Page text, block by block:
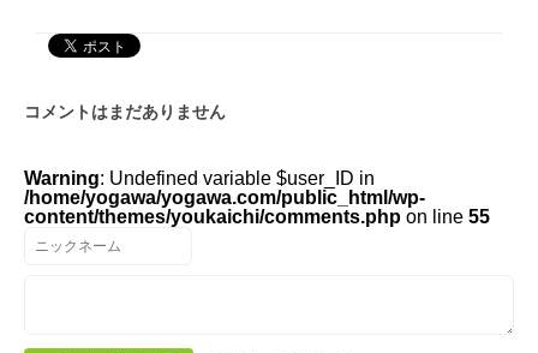
コメントはまだありません
Warning: Undefined variable $user_ID in
/home/yogawa/yogawa.com/public_html/wp-
content/themes/youkaichi/comments.php on line 55